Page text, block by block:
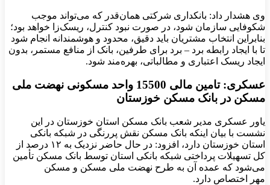
وی هشدار داد: بانکداری شرکتی همان‌قدر که می‌تواند موجب
شکوفایی سازمان شود، در صورت نبود کنترل، ریسک‌زا خواهد بود؛
بنابراین انتخاب مشتریان باید دقیق، محدود و هوشمندانه انجام شود
تا با ایجاد رابطه برد – برد برای طرفین، بانک از منافع مستمر، بدون
ایجاد ریسک اعتباری و مطالباتی، بهره‌مند شود.
عسکری: تامین مالی 15500 واحد مسکونی نهضت ملی
مسکن در بانک مسکن خوزستان
یاور عسکری مدیر شعب بانک مسکن استان خوزستان در این
نشست با بیان اینکه بانک مسکن نقش پررنگی در شبکه بانکی
استان خوزستان دارد، افزود: در حال حاضر نزدیک به ۱۲ درصد از
کل تسهیلات پرداختی شبکه بانکی استان توسط بانک مسکن تأمین
می‌شود که عمده آن به طرح نهضت ملی مسکن و مسکن
مهر اختصاص دارد.